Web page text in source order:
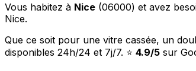
Vous habitez à Nice (06000) et avez
Nice.
Que ce soit pour une vitre cassée, un
disponibles 24h/24 et 7j/7. ⭐ 4.9/5 sur